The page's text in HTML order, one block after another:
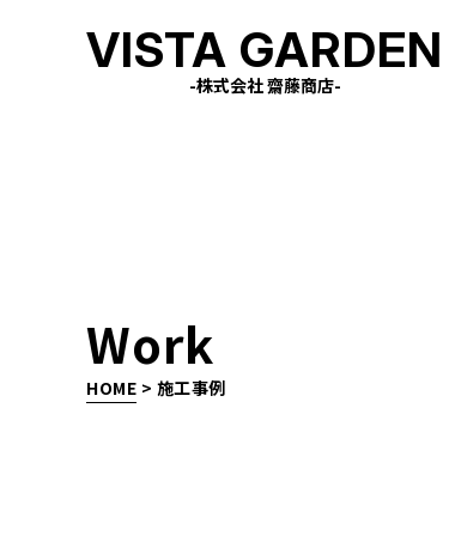
VISTA GARDEN
-株式会社 齋藤商店-
Work
HOME > 施工事例